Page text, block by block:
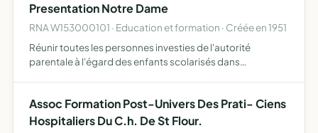
Presentation Notre Dame
RNA W153000101 · Education et formation · Créée en 1951
Réunir toutes les personnes investies de l'autorité
parentale à l'égard des enfants scolarisés dans
matériel …
Assoc Formation Post-Univers Des Prati- Ciens
Hospitaliers Du C.h. De St Flour.